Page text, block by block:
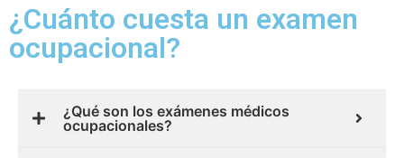
¿Cuánto cuesta un examen
ocupacional?
¿Qué son los exámenes médicos
ocupacionales?